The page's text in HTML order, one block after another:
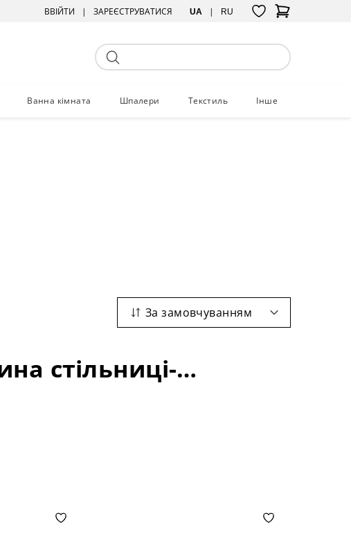
ВВІЙТИ ЗАРЕЄСТРУВАТИСЯ UA RU
Ванна кімната Шпалери Текстиль Інше
За замовчуванням
Кухонні комплекти: матеріал-ясен; довжина стільниці-1700+400 мм;